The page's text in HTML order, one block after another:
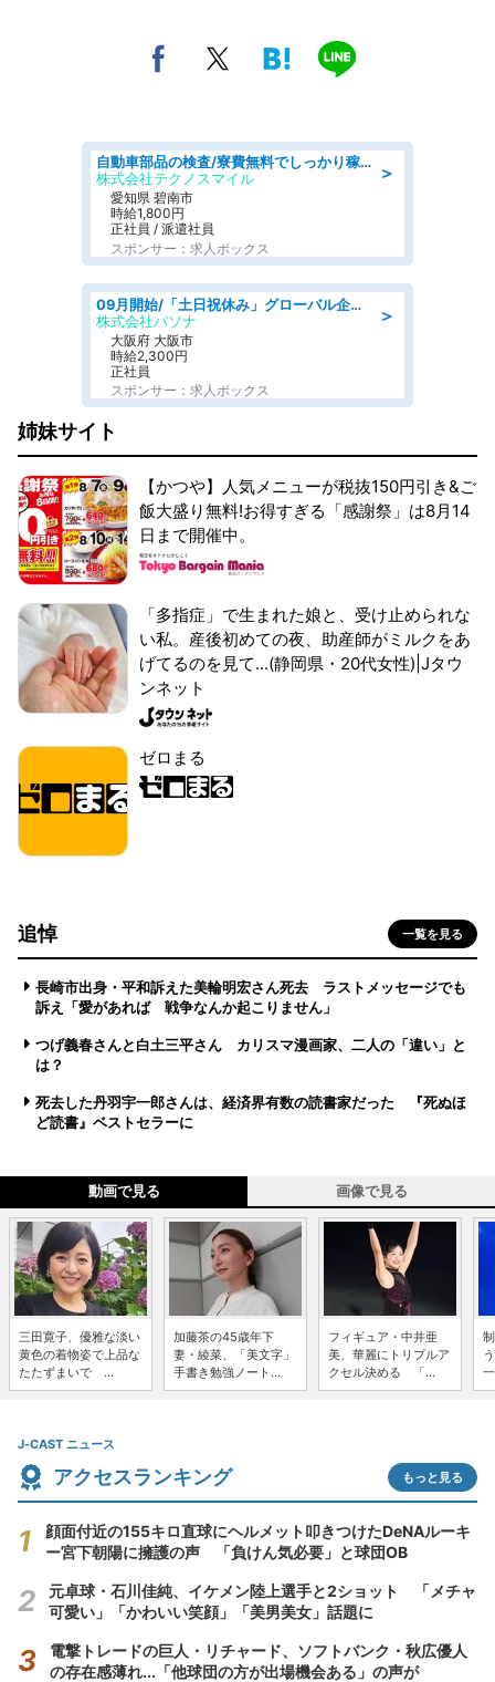
＞
自動車部品の検査/寮費無料でしっかり稼げる denso aichi
株式会社テクノスマイル
愛知県 碧南市
時給1,800円
正社員 / 派遣社員
スポンサー：求人ボックス
＞
09月開始/「土日祝休み」グローバル企業での産業保健のお仕事/保健師/高時給/残業なし/服装自由
株式会社パソナ
大阪府 大阪市
時給2,300円
正社員
スポンサー：求人ボックス
姉妹サイト
【かつや】人気メニューが税抜150円引き&ご
飯大盛り無料!お得すぎる「感謝祭」は8月14
日まで開催中。
「多指症」で生まれた娘と、受け止められな
い私。産後初めての夜、助産師がミルクをあ
げてるのを見て...(静岡県・20代女性)|Jタウ
ンネット
ゼロまる
追悼 一覧を見る
長崎市出身・平和訴えた美輪明宏さん死去 ラストメッセージでも
訴え「愛があれば 戦争なんか起こりません」
つげ義春さんと白土三平さん カリスマ漫画家、二人の「違い」と
は？
死去した丹羽宇一郎さんは、経済界有数の読書家だった 『死ぬほ
ど読書』ベストセラーに
動画で見る 画像で見る
三田寛子、優雅な淡い
黄色の着物姿で上品な
たたずまいで ...
加藤茶の45歳年下
妻・綾菜、「美文字」
手書き勉強ノート...
フィギュア・中井亜
美、華麗にトリプルア
クセル決める 「...
J-CAST ニュース
アクセスランキング もっと見る
顔面付近の155キロ直球にヘルメット叩きつけたDeNAルーキ
ー宮下朝陽に擁護の声 「負けん気必要」と球団OB
元卓球・石川佳純、イケメン陸上選手と2ショット 「メチャ
可愛い」「かわいい笑顔」「美男美女」話題に
電撃トレードの巨人・リチャード、ソフトバンク・秋広優人
の存在感薄れ...「他球団の方が出場機会ある」の声が